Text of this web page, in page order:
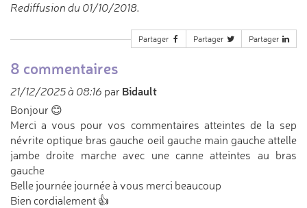
Rediffusion du 01/10/2018.
Partager Partager Partager
8 commentaires
21/12/2025 à 08:16 par Bidault
Bonjour 😊
Merci a vous pour vos commentaires atteintes de la sep
névrite optique bras gauche oeil gauche main gauche attelle
jambe droite marche avec une canne atteintes au bras
gauche
Belle journée journée à vous merci beaucoup
Bien cordialement 👍